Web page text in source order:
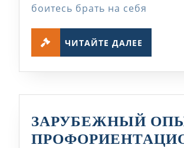
боитесь брать на себя
ЧИТАЙТЕ ДАЛЕЕ
ЗАРУБЕЖНЫЙ